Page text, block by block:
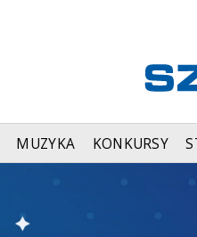
MUZYKA KONKURSY